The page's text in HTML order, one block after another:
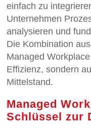
einfach zu
Unternehmen
analysieren und
Die Kombination
Managed
Effizienz, sondern
Mittelstand.
Managed
Schlüssel zur